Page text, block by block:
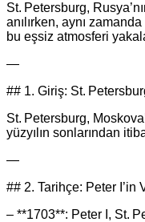
St. Petersburg,
anılırken, aynı
bu eşsiz atmosferi
—
## 1. Giriş: St.
St. Petersburg,
yüzyılın sonlarından
—
## 2. Tarihçe: Peter I’in
– **1703**: Peter I, St.